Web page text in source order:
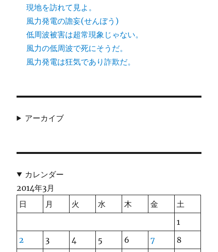
現地を訪れて見よ。
風力発電の譫妄(せんぼう)
低周波被害は超常現象じゃない。
風力の低周波で死にそうだ。
風力発電は狂気であり詐欺だ。
アーカイブ
カレンダー
2014年3月
日
月 火 水 木 金
土
1
2
3 4 5 6 7
8